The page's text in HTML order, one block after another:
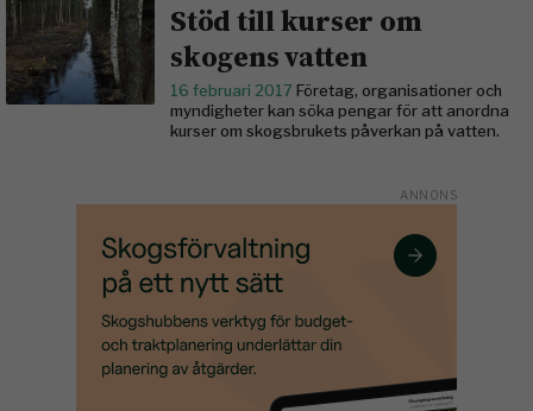
Stöd till kurser om
skogens vatten
16 februari 2017 Företag, organisationer och
myndigheter kan söka pengar för att anordna
kurser om skogsbrukets påverkan på vatten.